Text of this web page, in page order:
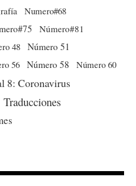
Numero#68
Número#81
48 Número 51
56 Número 58
Número 60
8: Coronavirus
Traducciones